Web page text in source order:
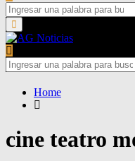
Search
for:Primary
Menu
Search
for:
Home
cine teatro